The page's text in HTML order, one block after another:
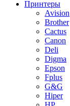
Принтеры
Avision
Brother
Cactus
Canon
Deli
Digma
Epson
Fplus
G&G
Hiper